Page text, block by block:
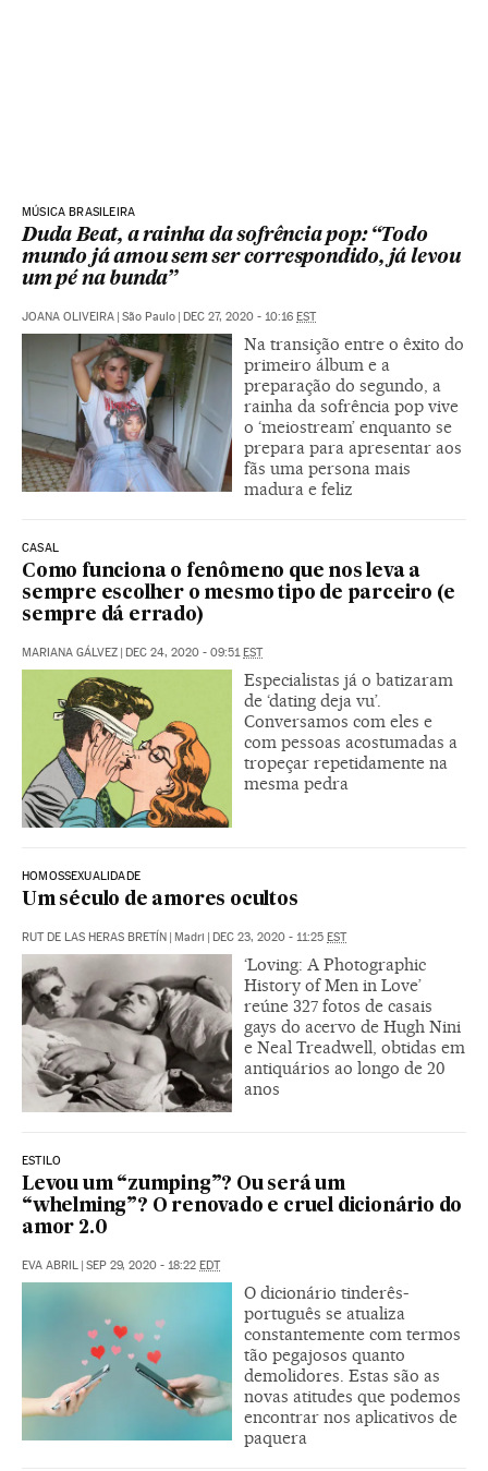
MÚSICA BRASILEIRA
Duda Beat, a rainha da sofrência pop: “Todo
mundo já amou sem ser correspondido, já levou
um pé na bunda”
JOANA OLIVEIRA | São Paulo | DEC 27, 2020 - 10:16 EST
Na transição entre o êxito do
primeiro álbum e a
preparação do segundo, a
rainha da sofrência pop vive
o ‘meiostream’ enquanto se
prepara para apresentar aos
fãs uma persona mais
madura e feliz
CASAL
Como funciona o fenômeno que nos leva a
sempre escolher o mesmo tipo de parceiro (e
sempre dá errado)
MARIANA GÁLVEZ | DEC 24, 2020 - 09:51EST
Especialistas já o batizaram
de ‘dating deja vu’.
Conversamos com eles e
com pessoas acostumadas a
tropeçar repetidamente na
mesma pedra
HOMOSSEXUALIDADE
Um século de amores ocultos
RUT DE LAS HERAS BRETÍN | Madri | DEC 23, 2020 - 11:25 EST
‘Loving: A Photographic
History of Men in Love’
reúne 327 fotos de casais
gays do acervo de Hugh Nini
e Neal Treadwell, obtidas em
antiquários ao longo de 20
anos
ESTILO
Levou um “zumping”? Ou será um
“whelming”? O renovado e cruel dicionário do
amor 2.0
EVA ABRIL | SEP 29, 2020 - 18:22 EDT
O dicionário tinderês-
português se atualiza
constantemente com termos
tão pegajosos quanto
demolidores. Estas são as
novas atitudes que podemos
encontrar nos aplicativos de
paquera